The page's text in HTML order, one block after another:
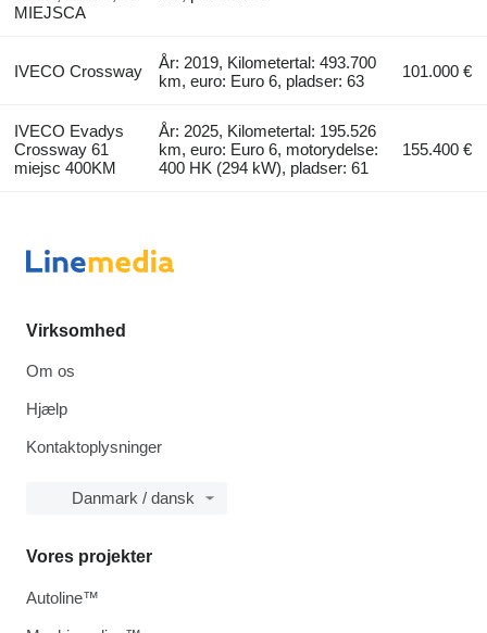
MIEJSCA
IVECO Crossway
År: 2019, Kilometertal: 493.700
km, euro: Euro 6, pladser: 63
101.000 €
IVECO Evadys
Crossway 61
miejsc 400KM
År: 2025, Kilometertal: 195.526
km, euro: Euro 6, motorydelse:
400 HK (294 kW), pladser: 61
155.400 €
Virksomhed
Om os
Hjælp
Kontaktoplysninger
Danmark / dansk
Vores projekter
Autoline™